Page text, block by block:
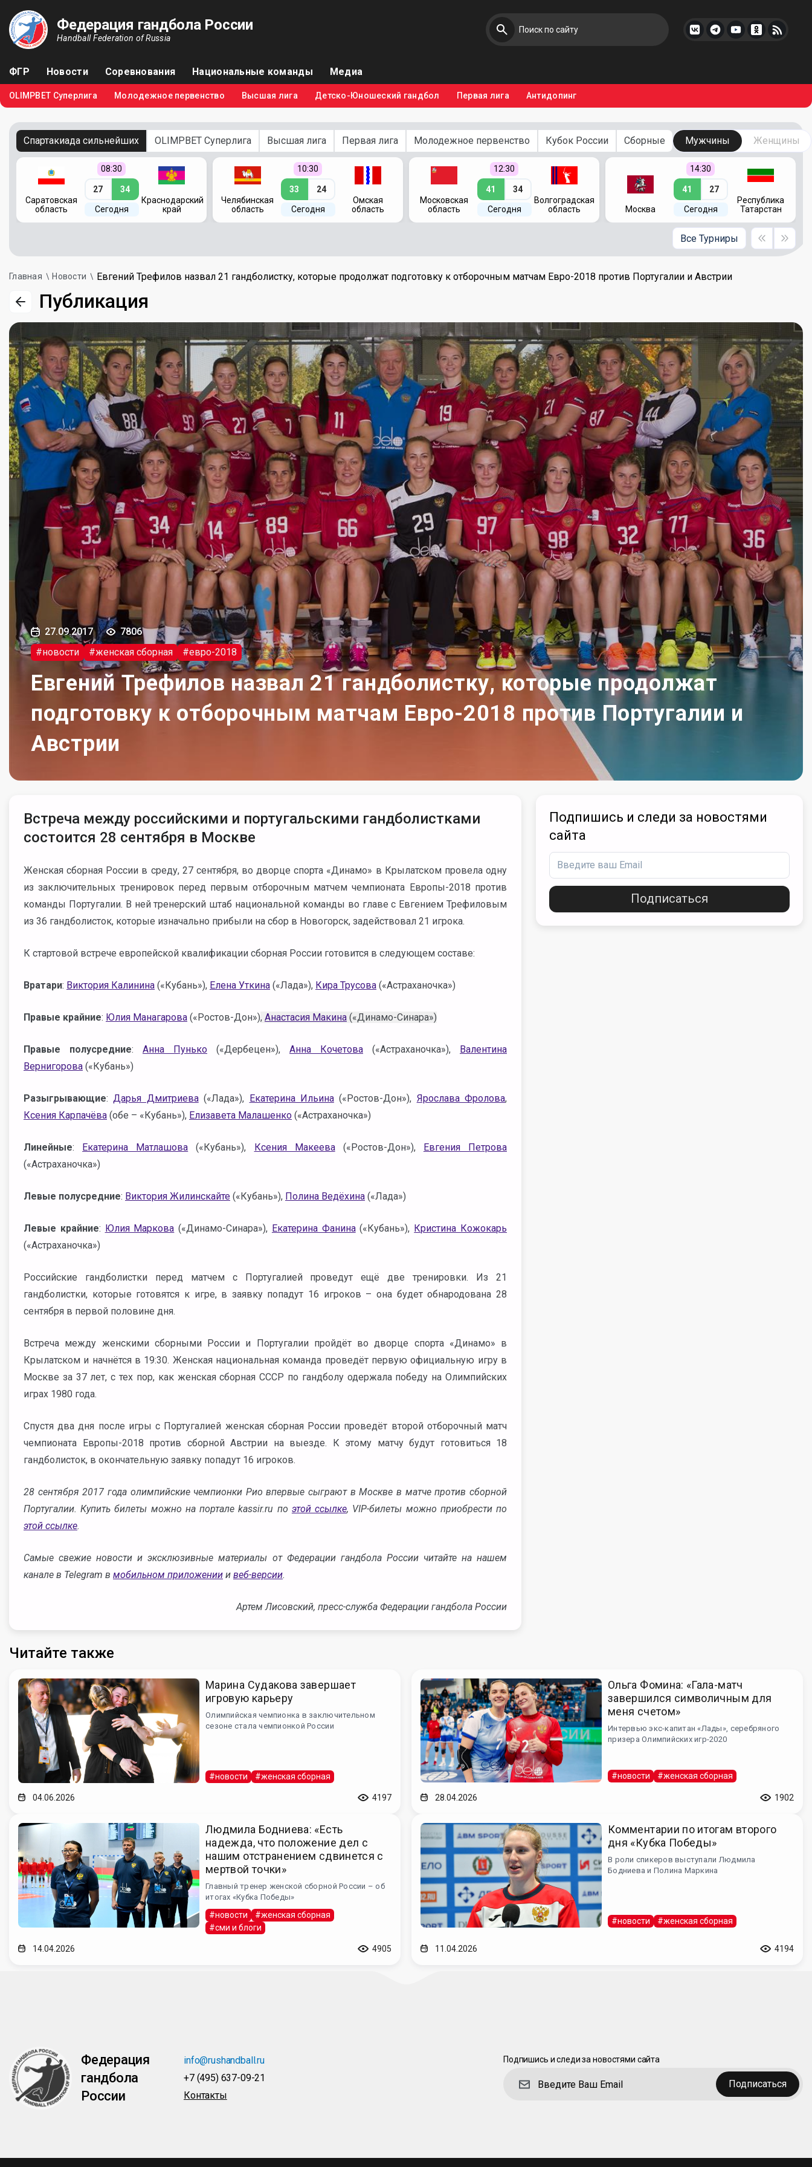
Федерация гандбола России
Handball Federation of Russia
ФГР Новости Соревнования Национальные команды Медиа
OLIMPBET Суперлига Молодежное первенство Высшая лига Детско-Юношеский гандбол Первая лига Антидопинг
Спартакиада сильнейших OLIMPBET Суперлига Высшая лига Первая лига Молодежное первенство Кубок России Сборные Мужчины Женщины
Саратовская
область
08:30
27 34
Сегодня
Краснодарский
край
Челябинская
область
10:30
33 24
Сегодня
Омская
область
Московская
область
12:30
41 34
Сегодня
Волгоградская
область
Москва
14:30
41 27
Сегодня
Республика
Татарстан
Все Турниры
Главная Новости Евгений Трефилов назвал 21 гандболистку, которые продолжат подготовку к отборочным матчам Евро-2018 против Португалии и Австрии
Публикация
27.09.2017
7806
#новости
#женская сборная #евро-2018
Евгений Трефилов назвал 21 гандболистку, которые продолжат
подготовку к отборочным матчам Евро-2018 против Португалии и
Австрии
Встреча между российскими и португальскими гандболистками
состоится 28 сентября в Москве
Женская сборная России в среду, 27 сентября, во дворце спорта «Динамо» в Крылатском провела одну
из заключительных тренировок перед первым отборочным матчем чемпионата Европы-2018 против
команды Португалии. В ней тренерский штаб национальной команды во главе с Евгением Трефиловым
из 36 гандболисток, которые изначально прибыли на сбор в Новогорск, задействовал 21 игрока.
К стартовой встрече европейской квалификации сборная России готовится в следующем составе:
Вратари: Виктория Калинина («Кубань»), Елена Уткина («Лада»), Кира Трусова («Астраханочка»)
Правые крайние: Юлия Манагарова («Ростов-Дон»), Анастасия Макина («Динамо-Синара»)
Правые полусредние: Анна Пунько («Дербецен»), Анна Кочетова («Астраханочка»), Валентина
Вернигорова («Кубань»)
Разыгрывающие: Дарья Дмитриева(«Лада»), Екатерина Ильина(«Ростов-Дон»), Ярослава Фролова,
Ксения Карпачёва (обе – «Кубань»), Елизавета Малашенко («Астраханочка»)
Линейные: Екатерина Матлашова («Кубань»), Ксения Макеева(«Ростов-Дон»), Евгения Петрова
(«Астраханочка»)
Левые полусредние: Виктория Жилинскайте («Кубань»), Полина Ведёхина («Лада»)
Левые крайние: Юлия Маркова («Динамо-Синара»), Екатерина Фанина(«Кубань»), Кристина Кожокарь
(«Астраханочка»)
Российские гандболистки перед матчем с Португалией проведут ещё две тренировки. Из 21
гандболистки, которые готовятся к игре, в заявку попадут 16 игроков – она будет обнародована 28
сентября в первой половине дня.
Встреча между женскими сборными России и Португалии пройдёт во дворце спорта «Динамо» в
Крылатском и начнётся в 19:30. Женская национальная команда проведёт первую официальную игру в
Москве за 37 лет, с тех пор, как женская сборная СССР по гандболу одержала победу на Олимпийских
играх 1980 года.
Спустя два дня после игры с Португалией женская сборная России проведёт второй отборочный матч
чемпионата Европы-2018 против сборной Австрии на выезде. К этому матчу будут готовиться 18
гандболисток, в окончательную заявку попадут 16 игроков.
28 сентября 2017 года олимпийские чемпионки Рио впервые сыграют в Москве в матче против сборной
Португалии. Купить билеты можно на портале kassir.ru по этой ссылке, VIP-билеты можно приобрести по
этой ссылке.
Самые свежие новости и эксклюзивные материалы от Федерации гандбола России читайте на нашем
канале в Telegram в мобильном приложении и веб-версии.
Артем Лисовский, пресс-служба Федерации гандбола России
Подпишись и следи за новостями
сайта
Подписаться
Читайте также
Марина Судакова завершает
игровую карьеру
Олимпийская чемпионка в заключительном
сезоне стала чемпионкой России
#новости #женская сборная
04.06.2026 4197
Ольга Фомина: «Гала-матч
завершился символичным для
меня счетом»
Интервью экс-капитан «Лады», серебряного
призера Олимпийских игр-2020
#новости #женская сборная
28.04.2026 1902
Людмила Бодниева: «Есть
надежда, что положение дел с
нашим отстранением сдвинется с
мертвой точки»
Главный тренер женской сборной России – об
итогах «Кубка Победы»
#новости
#женская сборная
#сми и блоги
14.04.2026 4905
Комментарии по итогам второго
дня «Кубка Победы»
В роли спикеров выступали Людмила
Бодниева и Полина Маркина
#новости #женская сборная
11.04.2026 4194
Федерация
гандбола
России
info@rushandball.ru
+7 (495) 637-09-21
Контакты
Подпишись и следи за новостями сайта
Подписаться